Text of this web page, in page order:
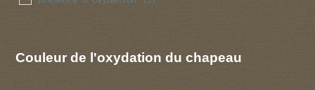
Couleur de l'oxydation du chapeau